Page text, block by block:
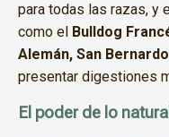
para todas las razas, y
como el Bulldog
Alemán, San
presentar digestiones
El poder de lo